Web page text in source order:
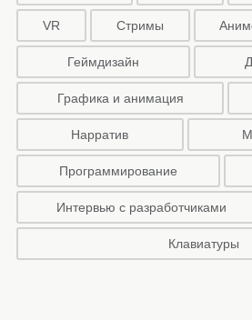
VR Стримы
Геймдизайн
Графика и анимация
Нарратив
Программирование
Интервью с разработчиками
Клавиатуры